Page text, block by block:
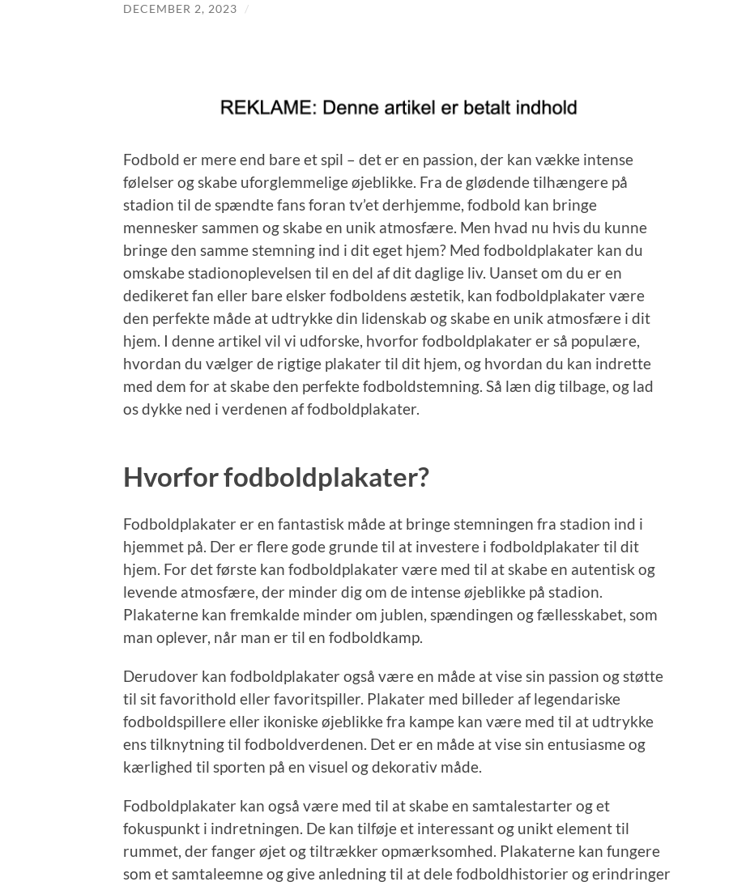
DECEMBER 2, 2023 /
Fodbold er mere end bare et spil – det er en passion, der kan vække intense
følelser og skabe uforglemmelige øjeblikke. Fra de glødende tilhængere på
stadion til de spændte fans foran tv’et derhjemme, fodbold kan bringe
mennesker sammen og skabe en unik atmosfære. Men hvad nu hvis du kunne
bringe den samme stemning ind i dit eget hjem? Med fodboldplakater kan du
omskabe stadionoplevelsen til en del af dit daglige liv. Uanset om du er en
dedikeret fan eller bare elsker fodboldens æstetik, kan fodboldplakater være
den perfekte måde at udtrykke din lidenskab og skabe en unik atmosfære i dit
hjem. I denne artikel vil vi udforske, hvorfor fodboldplakater er så populære,
hvordan du vælger de rigtige plakater til dit hjem, og hvordan du kan indrette
med dem for at skabe den perfekte fodboldstemning. Så læn dig tilbage, og lad
os dykke ned i verdenen af fodboldplakater.
Hvorfor fodboldplakater?
Fodboldplakater er en fantastisk måde at bringe stemningen fra stadion ind i
hjemmet på. Der er flere gode grunde til at investere i fodboldplakater til dit
hjem. For det første kan fodboldplakater være med til at skabe en autentisk og
levende atmosfære, der minder dig om de intense øjeblikke på stadion.
Plakaterne kan fremkalde minder om jublen, spændingen og fællesskabet, som
man oplever, når man er til en fodboldkamp.
Derudover kan fodboldplakater også være en måde at vise sin passion og støtte
til sit favorithold eller favoritspiller. Plakater med billeder af legendariske
fodboldspillere eller ikoniske øjeblikke fra kampe kan være med til at udtrykke
ens tilknytning til fodboldverdenen. Det er en måde at vise sin entusiasme og
kærlighed til sporten på en visuel og dekorativ måde.
Fodboldplakater kan også være med til at skabe en samtalestarter og et
fokuspunkt i indretningen. De kan tilføje et interessant og unikt element til
rummet, der fanger øjet og tiltrækker opmærksomhed. Plakaterne kan fungere
som et samtaleemne og give anledning til at dele fodboldhistorier og erindringer